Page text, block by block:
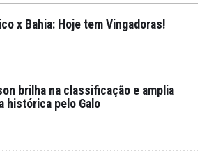
x Bahia: Hoje tem Vingadoras!
brilha na classificação e amplia
histórica pelo Galo